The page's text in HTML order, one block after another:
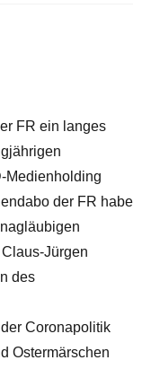
FR ein langes
Medienholding
der FR habe
Jürgen
des
Coronapolitik
Ostermärschen